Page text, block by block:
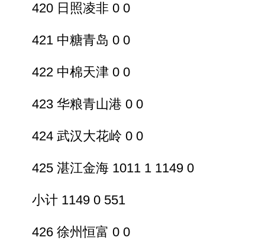
420 日照凌非 0 0
421 中糖青岛 0 0
422 中棉天津 0 0
423 华粮青山港 0 0
424 武汉大花岭 0 0
425 湛江金海 1011 1 1149 0
小计 1149 0 551
426 徐州恒富 0 0